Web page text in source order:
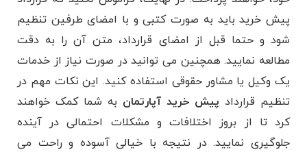
پیش ‌خرید باید به صورت کتبی و با امضای طرفین تنظیم
شود و حتما قبل از امضای قرارداد، متن آن را به دقت
مطالعه نمایید. همچنین می توانید در صورت نیاز از خدمات
یک وکیل یا مشاور حقوقی استفاده کنید. این نکات مهم در
تنظیم قرارداد پیش ‌خرید آپارتمان به شما کمک خواهند
کرد تا از بروز اختلافات و مشکلات احتمالی در آینده
جلوگیری نمایید. در نتیجه با خیالی آسوده و راحت می